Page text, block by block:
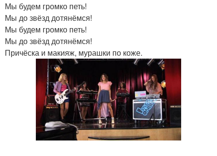
Мы будем громко петь!
Мы до звёзд дотянёмся!
Мы будем громко петь!
Мы до звёзд дотянёмся!
Причёска и макияж, мурашки по коже.